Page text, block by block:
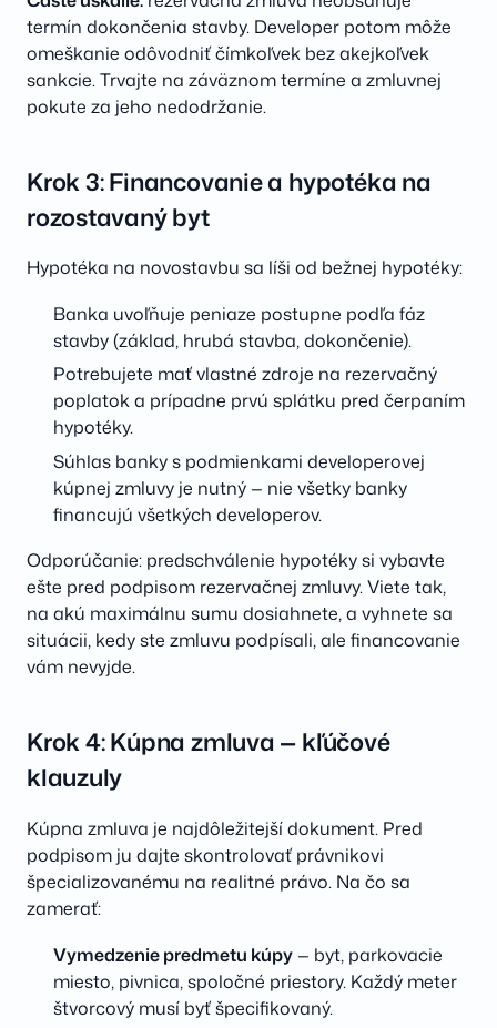
termín dokončenia stavby. Developer potom môže
omeškanie odôvodniť čímkoľvek bez akejkoľvek
sankcie. Trvajte na záväznom termíne a zmluvnej
pokute za jeho nedodržanie.
Krok 3: Financovanie a hypotéka na
rozostavaný byt
Hypotéka na novostavbu sa líši od bežnej hypotéky:
Banka uvoľňuje peniaze postupne podľa fáz
stavby (základ, hrubá stavba, dokončenie).
Potrebujete mať vlastné zdroje na rezervačný
poplatok a prípadne prvú splátku pred čerpaním
hypotéky.
Súhlas banky s podmienkami developerovej
kúpnej zmluvy je nutný — nie všetky banky
financujú všetkých developerov.
Odporúčanie: predschválenie hypotéky si vybavte
ešte pred podpisom rezervačnej zmluvy. Viete tak,
na akú maximálnu sumu dosiahnete, a vyhnete sa
situácii, kedy ste zmluvu podpísali, ale financovanie
vám nevyjde.
Krok 4: Kúpna zmluva — kľúčové
klauzuly
Kúpna zmluva je najdôležitejší dokument. Pred
podpisom ju dajte skontrolovať právnikovi
špecializovanému na realitné právo. Na čo sa
zamerať:
Vymedzenie predmetu kúpy— byt, parkovacie
miesto, pivnica, spoločné priestory. Každý meter
štvorcový musí byť špecifikovaný.